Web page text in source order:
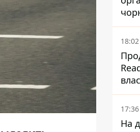
18:02
17:36
На